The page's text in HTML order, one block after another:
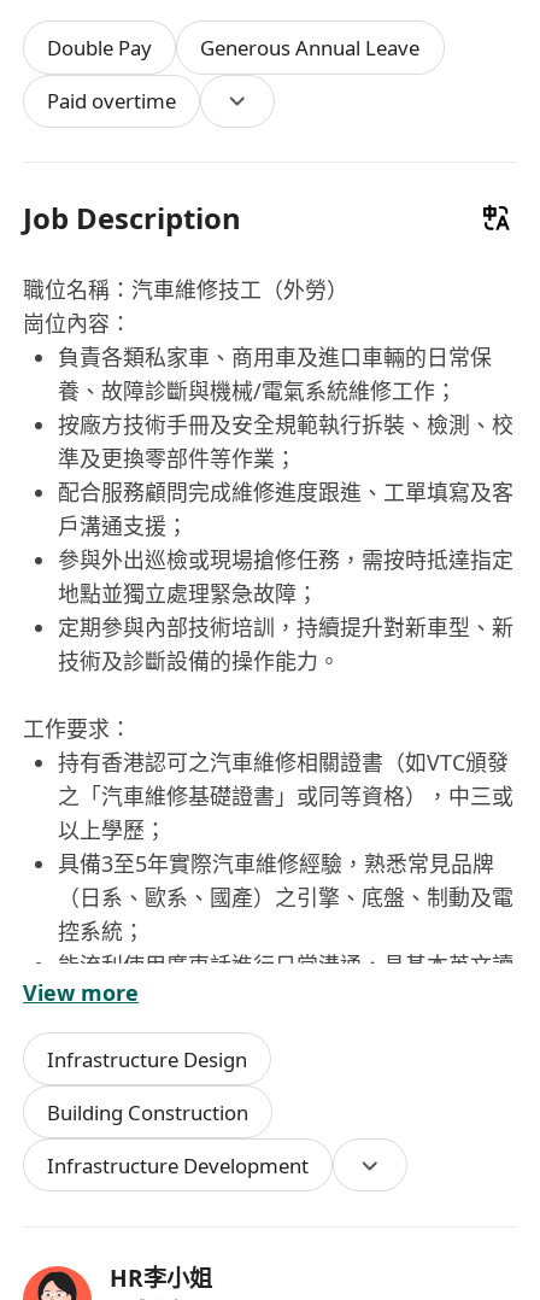
Double Pay
Generous Annual Leave
Paid overtime
Job Description
職位名稱：汽車維修技工（外勞）
崗位內容：
負責各類私家車、商用車及進口車輛的日常保
養、故障診斷與機械/電氣系統維修工作；
按廠方技術手冊及安全規範執行拆裝、檢測、校
準及更換零部件等作業；
配合服務顧問完成維修進度跟進、工單填寫及客
戶溝通支援；
參與外出巡檢或現場搶修任務，需按時抵達指定
地點並獨立處理緊急故障；
定期參與內部技術培訓，持續提升對新車型、新
技術及診斷設備的操作能力。
工作要求：
持有香港認可之汽車維修相關證書（如VTC頒發
之「汽車維修基礎證書」或同等資格），中三或
以上學歷；
具備3至5年實際汽車維修經驗，熟悉常見品牌
（日系、歐系、國產）之引擎、底盤、制動及電
控系統；
能流利使用廣東話進行日常溝通，具基本英文讀
寫能力（可閱讀技術文件及工單），普通話能應
付簡單對話；
須持有效香港工作簽證，僱主將協助辦理入境事
務處所需之聘用證明及簽證申請程序；
具備良好責任感與團隊協作精神，能適應輪班安
排（包括週六上班）、短程外出工幹及辦公室內
技術文書處理。
福利：
View more
Infrastructure Design
Building Construction
Infrastructure Development
HR李小姐